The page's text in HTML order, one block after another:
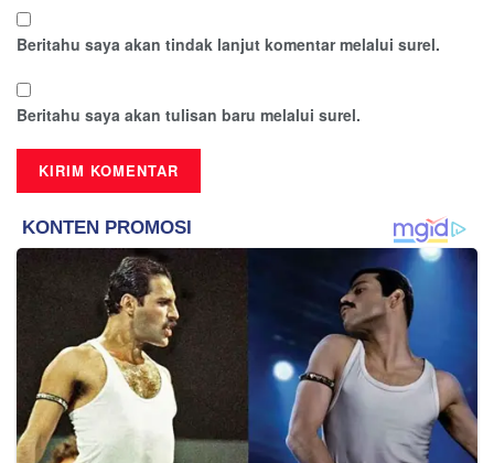
Beritahu saya akan tindak lanjut komentar melalui surel.
Beritahu saya akan tulisan baru melalui surel.